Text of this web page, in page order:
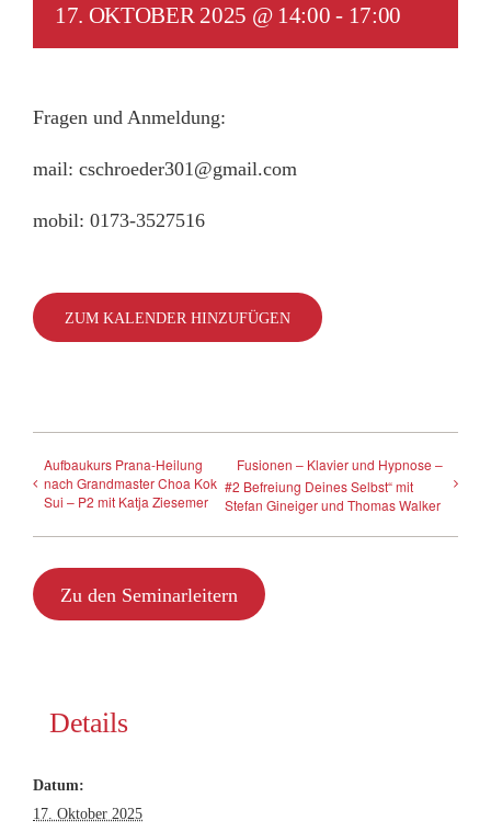
17. OKTOBER 2025 @ 14:00 - 17:00
Fragen und Anmeldung:
mail: cschroeder301@gmail.com
mobil: 0173-3527516
ZUM KALENDER HINZUFÜGEN
Aufbaukurs Prana-Heilung
nach Grandmaster Choa Kok
Sui – P2 mit Katja Ziesemer
Fusionen – Klavier und Hypnose –
#2 Befreiung Deines Selbst“ mit
Stefan Gineiger und Thomas Walker
Zu den Seminarleitern
Details
Datum:
17. Oktober 2025